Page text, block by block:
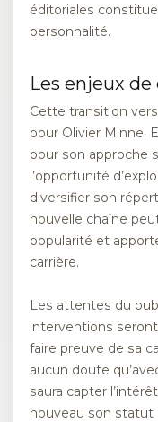
éditoriales
personnalité.
Les enjeux
Cette transition
pour Olivier Minne.
pour son approche
l’opportunité
diversifier son
nouvelle chaîne
popularité et
carrière.
Les attentes du
interventions
faire preuve de sa
aucun doute
saura capter
nouveau son statut